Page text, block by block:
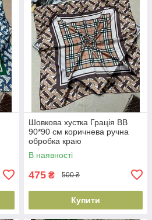
Шовкова хустка Грація BB
90*90 см коричнева ручна
обробка краю
В наявності
475 ₴ 500 ₴
Купити